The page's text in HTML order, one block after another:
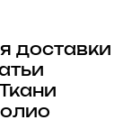
доставки
Ткани